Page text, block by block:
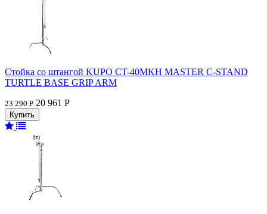
Стойка со штангой KUPO CT-40MKH MASTER C-STAND
TURTLE BASE GRIP ARM
23 290 Р 20 961 Р